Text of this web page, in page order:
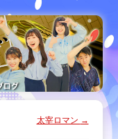
太宰ロマン →